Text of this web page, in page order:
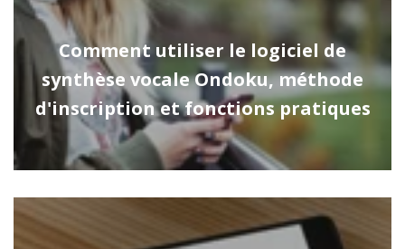
Comment utiliser le logiciel de
synthèse vocale Ondoku, méthode
d'inscription et fonctions pratiques